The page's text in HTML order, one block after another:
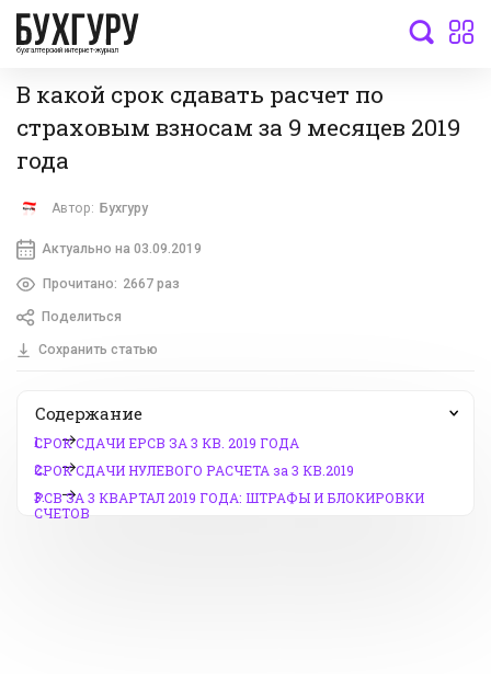
бухгалтерский интернет-журнал
В какой срок сдавать расчет по
страховым взносам за 9 месяцев 2019
года
Автор: Бухгуру
Актуально на 03.09.2019
Прочитано: 2667 раз
Поделиться
Сохранить статью
Содержание
1.
СРОК СДАЧИ ЕРСВ ЗА 3 КВ. 2019 ГОДА
2.
CРОК СДАЧИ НУЛЕВОГО РАСЧЕТА за 3 КВ.2019
3.
РСВ ЗА 3 КВАРТАЛ 2019 ГОДА: ШТРАФЫ И БЛОКИРОВКИ
СЧЕТОВ